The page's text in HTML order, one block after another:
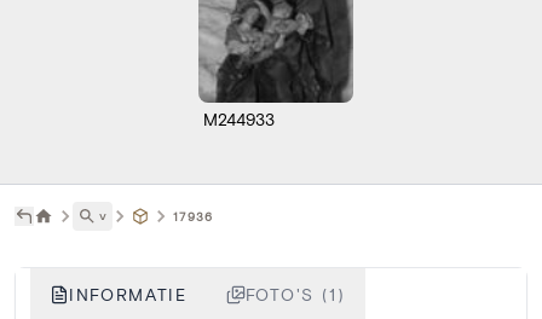
M244933
˅ 17936
INFORMATIE FOTO'S (1)